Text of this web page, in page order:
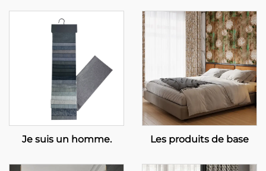
Je suis un homme. Les produits de base